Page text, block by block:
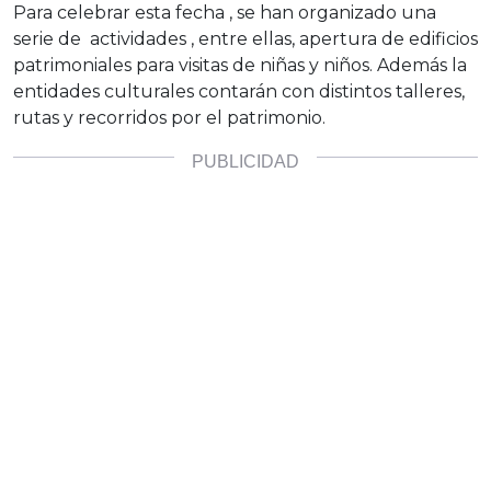
Para celebrar esta fecha , se han organizado una
serie de actividades , entre ellas, apertura de edificios
patrimoniales para visitas de niñas y niños. Además la
entidades culturales contarán con distintos talleres,
rutas y recorridos por el patrimonio.